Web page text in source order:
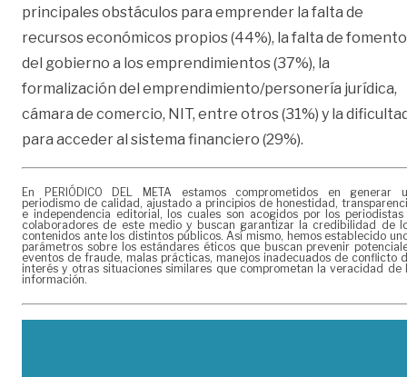
principales obstáculos para emprender la falta de
recursos económicos propios (44%), la falta de fomento
del gobierno a los emprendimientos (37%), la
formalización del emprendimiento/personería jurídica,
cámara de comercio, NIT, entre otros (31%) y la
para acceder al sistema financiero (29%).
En PERIÓDICO DEL META estamos comprometidos en generar
periodismo de calidad, ajustado a principios de honestidad,
e independencia editorial, los cuales son acogidos por los periodistas
colaboradores de este medio y buscan garantizar la credibilidad de
contenidos ante los distintos públicos. Así mismo, hemos establecido
parámetros sobre los estándares éticos que buscan prevenir
eventos de fraude, malas prácticas, manejos inadecuados de conflicto
interés y otras situaciones similares que comprometan la veracidad de
información.